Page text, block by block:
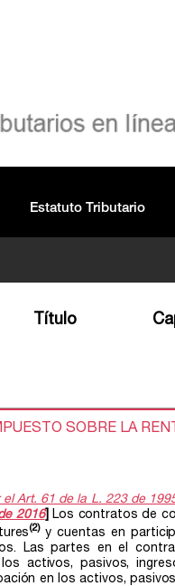
Estatuto Tributario